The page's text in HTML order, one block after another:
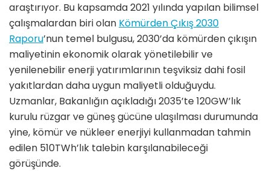
araştırıyor. Bu kapsamda 2021 yılında yapılan bilimsel
çalışmalardan biri olan Kömürden Çıkış 2030
Raporu’nun temel bulgusu, 2030’da kömürden çıkışın
maliyetinin ekonomik olarak yönetilebilir ve
yenilenebilir enerji yatırımlarının teşviksiz dahi fosil
yakıtlardan daha uygun maliyetli olduğuydu.
Uzmanlar, Bakanlığın açıkladığı 2035’te 120GW’lık
kurulu rüzgar ve güneş gücüne ulaşılması durumunda
yine, kömür ve nükleer enerjiyi kullanmadan tahmin
edilen 510TWh’lık talebin karşılanabileceği
görüşünde.